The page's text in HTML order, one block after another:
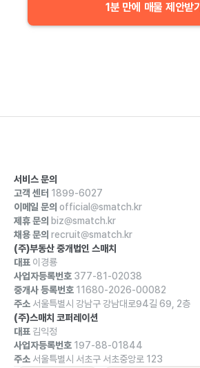
1분 만에 매물 제안받기
서비스 문의
고객 센터 1899-6027
이메일 문의 official@smatch.kr
제휴 문의 biz@smatch.kr
채용 문의 recruit@smatch.kr
(주)부동산 중개법인 스매치
대표 이경룡
사업자등록번호 377-81-02038
중개사 등록번호 11680-2026-00082
주소 서울특별시 강남구 강남대로94길 69, 2층
(주)스매치 코퍼레이션
대표 김익정
사업자등록번호 197-88-01844
주소 서울특별시 서초구 서초중앙로 123